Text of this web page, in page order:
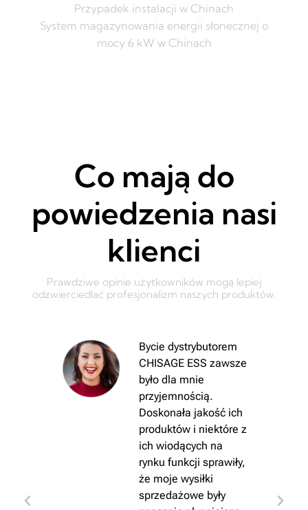
Przypadek instalacji w Chinach
System magazynowania energii słonecznej o
mocy 6 kW w Chinach
Co mają do
powiedzenia nasi
klienci
Prawdziwe opinie użytkowników mogą lepiej
odzwierciedlać profesjonalizm naszych produktów.
Bycie dystrybutorem
CHISAGE ESS zawsze
było dla mnie
przyjemnością.
Doskonała jakość ich
produktów i niektóre z
ich wiodących na
rynku funkcji sprawiły,
że moje wysiłki
sprzedażowe były